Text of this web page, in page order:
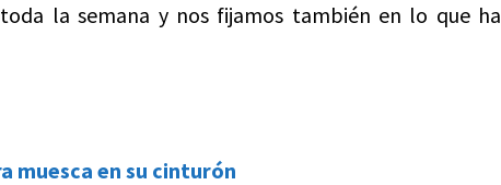
la semana y nos fijamos también en lo que ha
muesca en su cinturón